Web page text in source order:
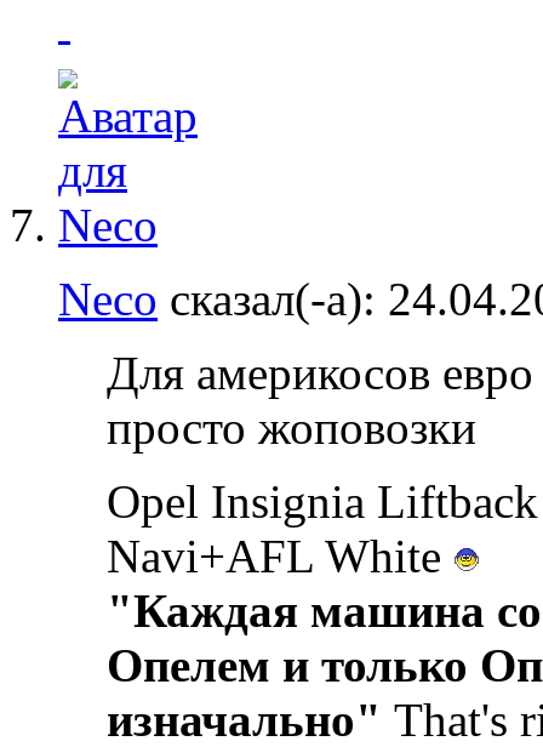
Neco сказал(-а):
Для америкосов
просто жоповозки
Opel Insignia
Navi+AFL White
"Каждая машина со
Опелем и только
изначально" That's